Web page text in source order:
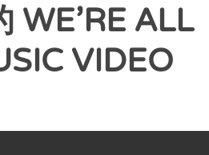
WE’RE ALL
VIDEO